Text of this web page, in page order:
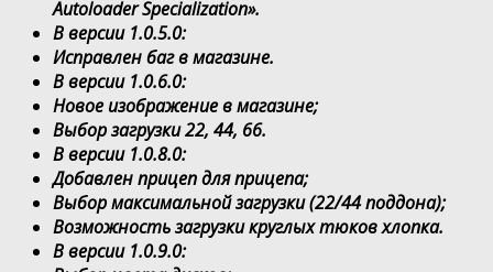
Autoloader Specialization».
В версии 1.0.5.0:
Исправлен баг в магазине.
В версии 1.0.6.0:
Новое изображение в магазине;
Выбор загрузки 22, 44, 66.
В версии 1.0.8.0:
Добавлен прицеп для прицепа;
Выбор максимальной загрузки (22/44 поддона);
Возможность загрузки круглых тюков хлопка.
В версии 1.0.9.0: